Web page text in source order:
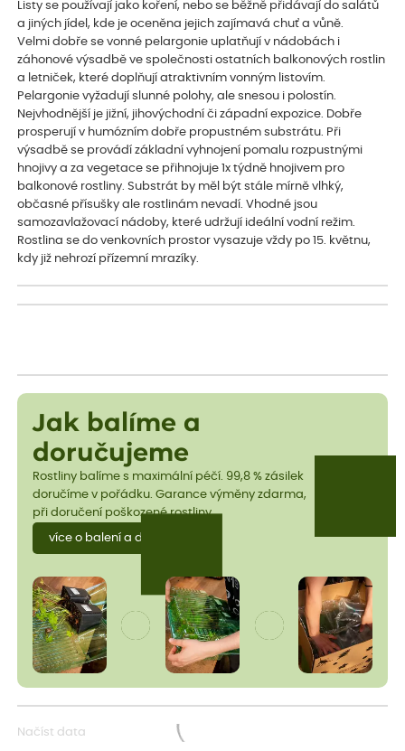
Listy se používají jako koření, nebo se běžně přidávají do salátů
a jiných jídel, kde je oceněna jejich zajímavá chuť a vůně.
Velmi dobře se vonné pelargonie uplatňují v nádobách i
záhonové výsadbě ve společnosti ostatních balkonových rostlin
a letniček, které doplňují atraktivním vonným listovím.
Pelargonie vyžadují slunné polohy, ale snesou i polostín.
Nejvhodnější je jižní, jihovýchodní či západní expozice. Dobře
prosperují v humózním dobře propustném substrátu. Při
výsadbě se provádí základní vyhnojení pomalu rozpustnými
hnojivy a za vegetace se přihnojuje 1x týdně hnojivem pro
balkonové rostliny. Substrát by měl být stále mírně vlhký,
občasné přísušky ale rostlinám nevadí. Vhodné jsou
samozavlažovací nádoby, které udržují ideální vodní režim.
Rostlina se do venkovních prostor vysazuje vždy po 15. květnu,
kdy již nehrozí přízemní mrazíky.
Jak balíme a
doručujeme
Rostliny balíme s maximální péčí. 99,8 % zásilek
doručíme v pořádku. Garance výměny zdarma,
při doručení poškozené rostliny.
více o balení a dopravě
Načíst data